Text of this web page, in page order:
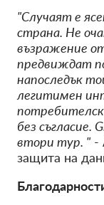
"Случаят е
страна. Не
възражение
предвиждат
напоследък
легитимен
без съгласие.
втори тур. " -
защита на